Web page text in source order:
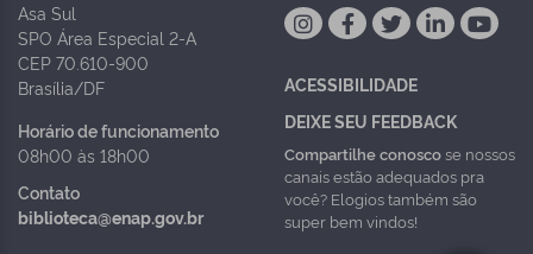
Asa Sul
SPO Área Especial 2-A
CEP 70.610-900
Brasília/DF
Horário de funcionamento
08h00 às 18h00
Contato
biblioteca@enap.gov.br
ACESSIBILIDADE
DEIXE SEU FEEDBACK
Compartilhe conoscose nossos
canais estão adequados pra
você? Elogios também são
super bem vindos!